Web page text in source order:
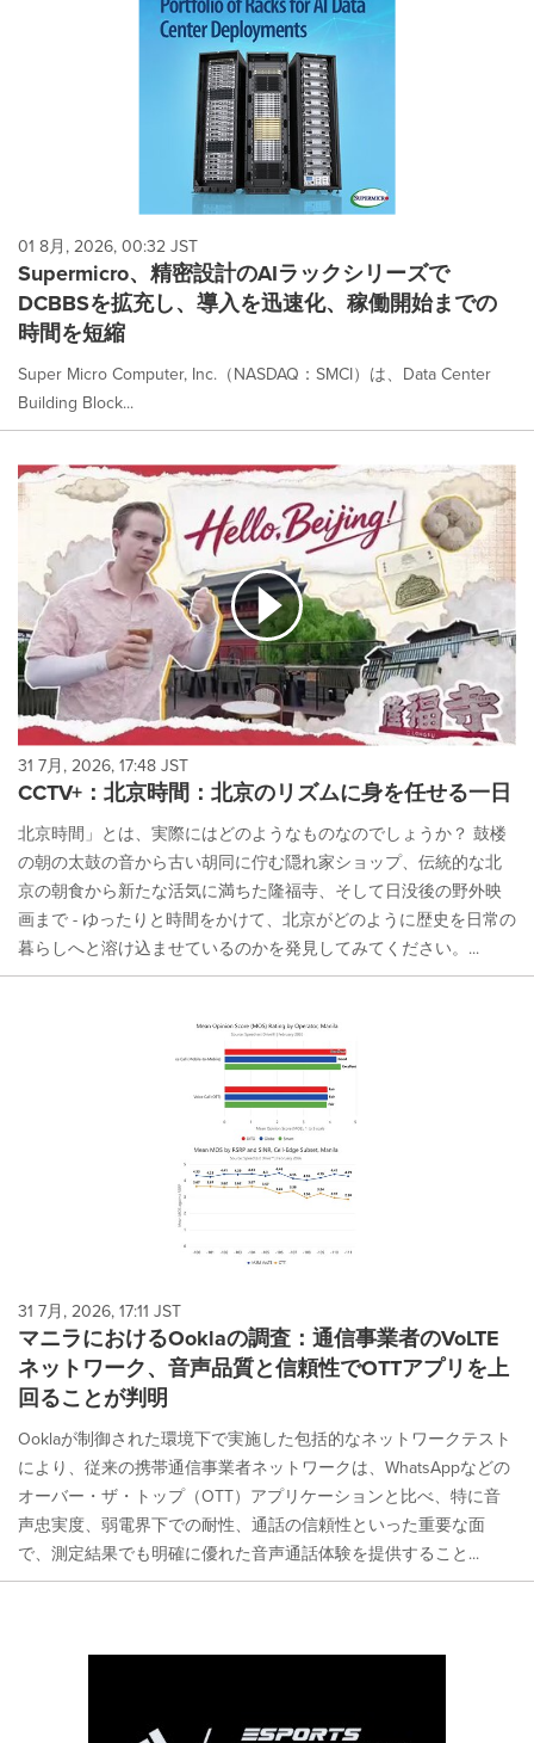
01 8月, 2026, 00:32 JST
Supermicro、精密設計のAIラックシリーズで
DCBBSを拡充し、導入を迅速化、稼働開始までの
時間を短縮
Super Micro Computer, Inc.（NASDAQ：SMCI）は、Data Center
Building Block...
31 7月, 2026, 17:48 JST
CCTV+：北京時間：北京のリズムに身を任せる一日
北京時間」とは、実際にはどのようなものなのでしょうか？ 鼓楼
の朝の太鼓の音から古い胡同に佇む隠れ家ショップ、伝統的な北
京の朝食から新たな活気に満ちた隆福寺、そして日没後の野外映
画まで - ゆったりと時間をかけて、北京がどのように歴史を日常の
暮らしへと溶け込ませているのかを発見してみてください。...
31 7月, 2026, 17:11 JST
マニラにおけるOoklaの調査：通信事業者のVoLTE
ネットワーク、音声品質と信頼性でOTTアプリを上
回ることが判明
Ooklaが制御された環境下で実施した包括的なネットワークテスト
により、従来の携帯通信事業者ネットワークは、WhatsAppなどの
オーバー・ザ・トップ（OTT）アプリケーションと比べ、特に音
声忠実度、弱電界下での耐性、通話の信頼性といった重要な面
で、測定結果でも明確に優れた音声通話体験を提供すること...